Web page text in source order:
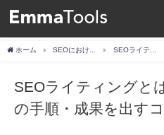
ホーム
SEOライティングと
の手順・成果を出す